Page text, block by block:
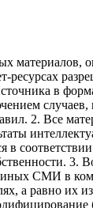
материалов,
ресурсах
в
2. Все
в
3.
иных СМИ в
а равно их